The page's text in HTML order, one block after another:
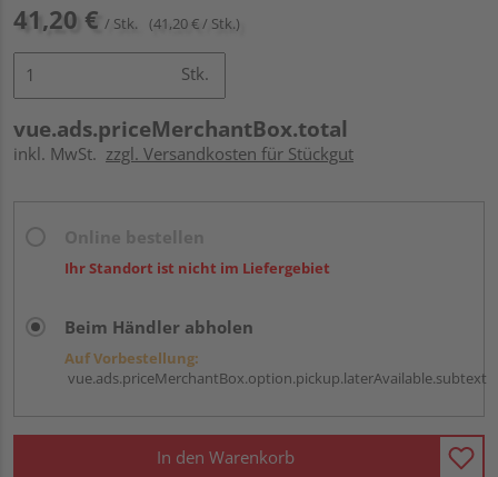
41,20 € / Stk. (41,20 € / Stk.)
Stk.
vue.ads.priceMerchantBox.total
inkl. MwSt. zzgl. Versandkosten für Stückgut
Ihr Standort ist nicht im Liefergebiet
Beim Händler abholen
Auf Vorbestellung:
vue.ads.priceMerchantBox.option.pickup.laterAvailable.subtext
In den Warenkorb